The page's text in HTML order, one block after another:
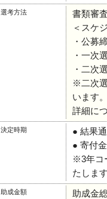
選考方法
書類審
＜スケ
・公募
・一次
・二次
※二次
います
詳細に
決定時期
● 結果
● 寄付
※3年コ
たしま
助成金額
助成金